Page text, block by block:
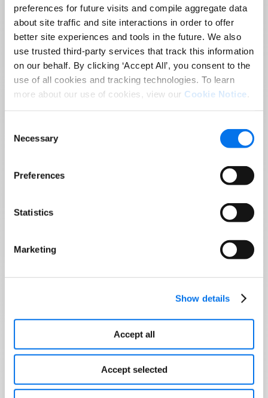
preferences for future visits and compile aggregate data
about site traffic and site interactions in order to offer
better site experiences and tools in the future. We also
use trusted third-party services that track this information
on our behalf. By clicking ‘Accept All’, you consent to the
use of all cookies and tracking technologies. To learn
more about our use of cookies, view our Cookie Notice
Selection
Necessary
Preferences
Statistics
Marketing
Show details
Accept all
Accept selected
Avaliações e comentários transformam
visitantes em consumidores. Na
verdade, marcas e varejistas relatam
aumento de 168,2% na conversão
quando os consumidores interagem com
o UGC.
O PowerReviews ajuda a capturar mais
conteúdo e converter mais clientes.